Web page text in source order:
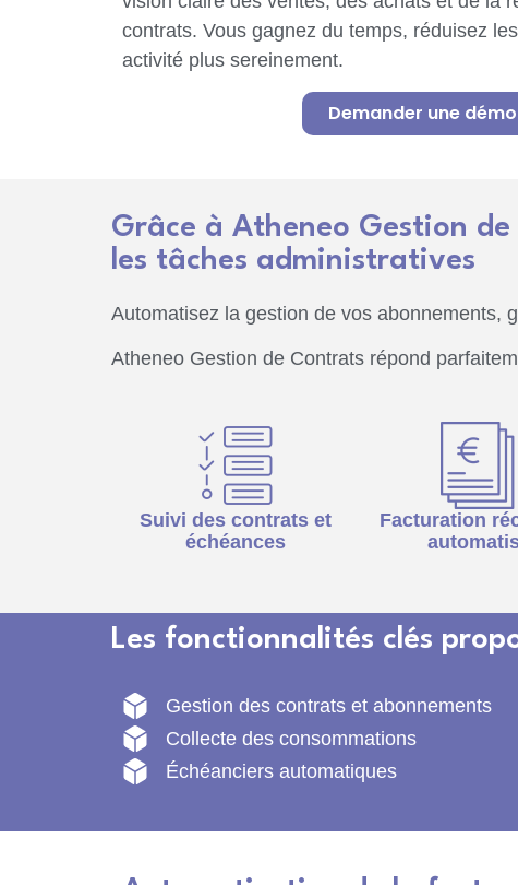
contrats. Vous gagnez du temps, réduisez
activité plus sereinement.
Demander une démo
Grâce à Atheneo Gestion
les tâches administratives
Automatisez la gestion de vos abonnements,
Atheneo Gestion de Contrats répond
Suivi des contrats et
échéances
Facturation
Les fonctionnalités clés
Gestion des contrats et abonnements
Collecte des consommations
Échéanciers automatiques